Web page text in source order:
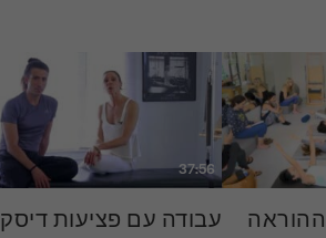
37:56
עבודה עם פציעות דיסק